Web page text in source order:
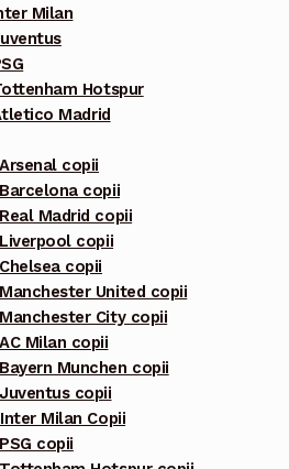
Milan
Hotspur
Madrid
copii
copii
Madrid copii
copii
copii
United copii
City copii
Milan copii
Munchen copii
copii
Milan Copii
copii